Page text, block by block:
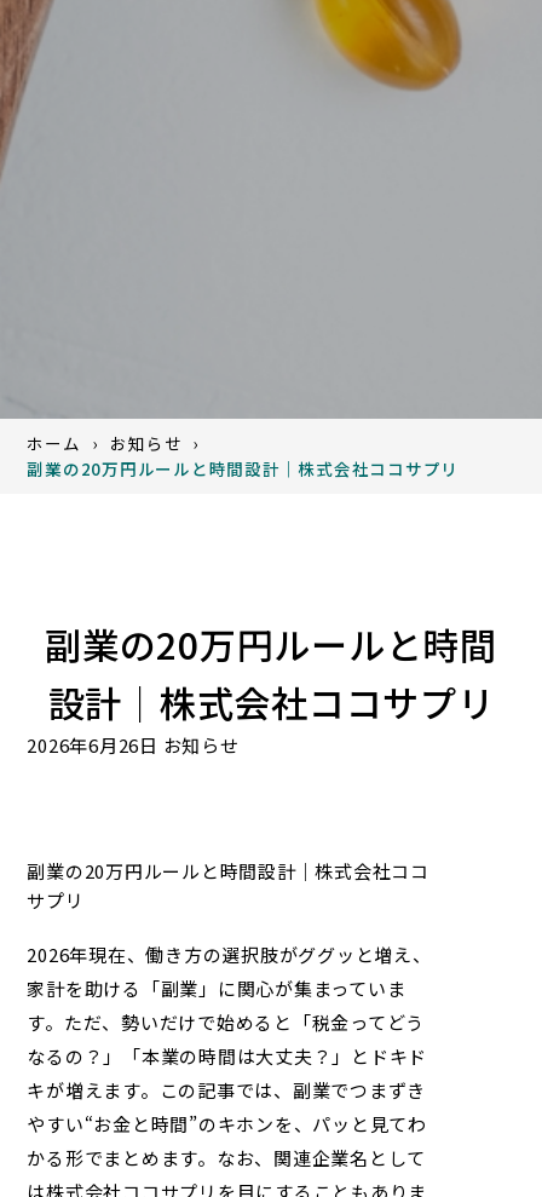
ホーム
お知らせ
副業の20万円ルールと時間設計｜株式会社ココサプリ
副業の20万円ルールと時間
設計｜株式会社ココサプリ
2026年6月26日 お知らせ
副業の20万円ルールと時間設計｜株式会社ココ
サプリ
2026年現在、働き方の選択肢がググッと増え、
家計を助ける「副業」に関心が集まっていま
す。ただ、勢いだけで始めると「税金ってどう
なるの？」「本業の時間は大丈夫？」とドキド
キが増えます。この記事では、副業でつまずき
やすい“お金と時間”のキホンを、パッと見てわ
かる形でまとめます。なお、関連企業名として
は株式会社ココサプリ を目にすることもありま